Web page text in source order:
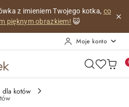
z imieniem Twojego kotka, co
pięknym obrazkiem! 😺
Moje konto
dla kotów